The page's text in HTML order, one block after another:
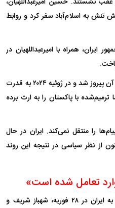
تنش به اسلام‌آباد سفر کرد و روابط
ایران، همراه با امیرعبداللهیان در
پزشکیان در انتخابات زودهنگام پس از آن پیروز شد و در ژوئیه ۲۰۲۴ به قدرت
با پاکستان را به ارث برده
را منتقل نمی‌کند. ایران در حال
از نظر سیاسی در نتیجه این روند
تعامل شده است»
از زمان آغاز حملات آمریکا و اسرائیل به ایران در ۲۸ فوریه، شهباز شریف و